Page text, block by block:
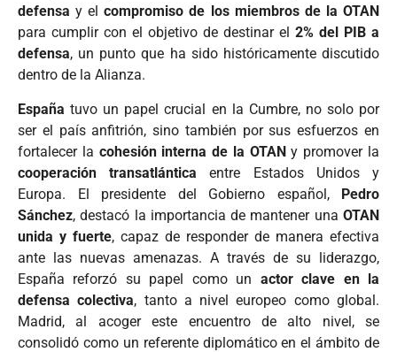
defensa y elcompromiso de los miembros de la OTAN
para cumplir con el objetivo de destinar el 2% del PIB a
defensa, un punto que ha sido históricamente discutido
dentro de la Alianza.
España tuvo un papel crucial en la Cumbre, no solo por
ser el país anfitrión, sino también por sus esfuerzos en
fortalecer la cohesión interna de la OTANy promover la
cooperación transatlántica entre Estados Unidos y
Europa. El presidente del Gobierno español, Pedro
Sánchez, destacó la importancia de mantener una OTAN
unida y fuerte, capaz de responder de manera efectiva
ante las nuevas amenazas. A través de su liderazgo,
España reforzó su papel como un actor clave en la
defensa colectiva, tanto a nivel europeo como global.
Madrid, al acoger este encuentro de alto nivel, se
consolidó como un referente diplomático en el ámbito de